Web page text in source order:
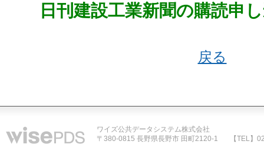
日刊建設工業新聞の購読申
戻る
ワイズ公共データシステム株式会社
〒380-0815 長野県長野市 田町2120-1
【TEL】